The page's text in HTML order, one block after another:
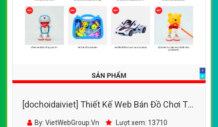
[dochoidaiviet] Thiết Kế Web Bán Đồ Chơi Trẻ
Em Long Thủy đẹp SEO nhanh hiệu quả
By: VietWebGroup.Vn Lượt xem: 13710